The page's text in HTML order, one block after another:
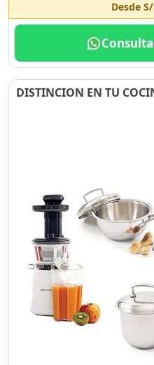
Desde
DISTINCION EN TU